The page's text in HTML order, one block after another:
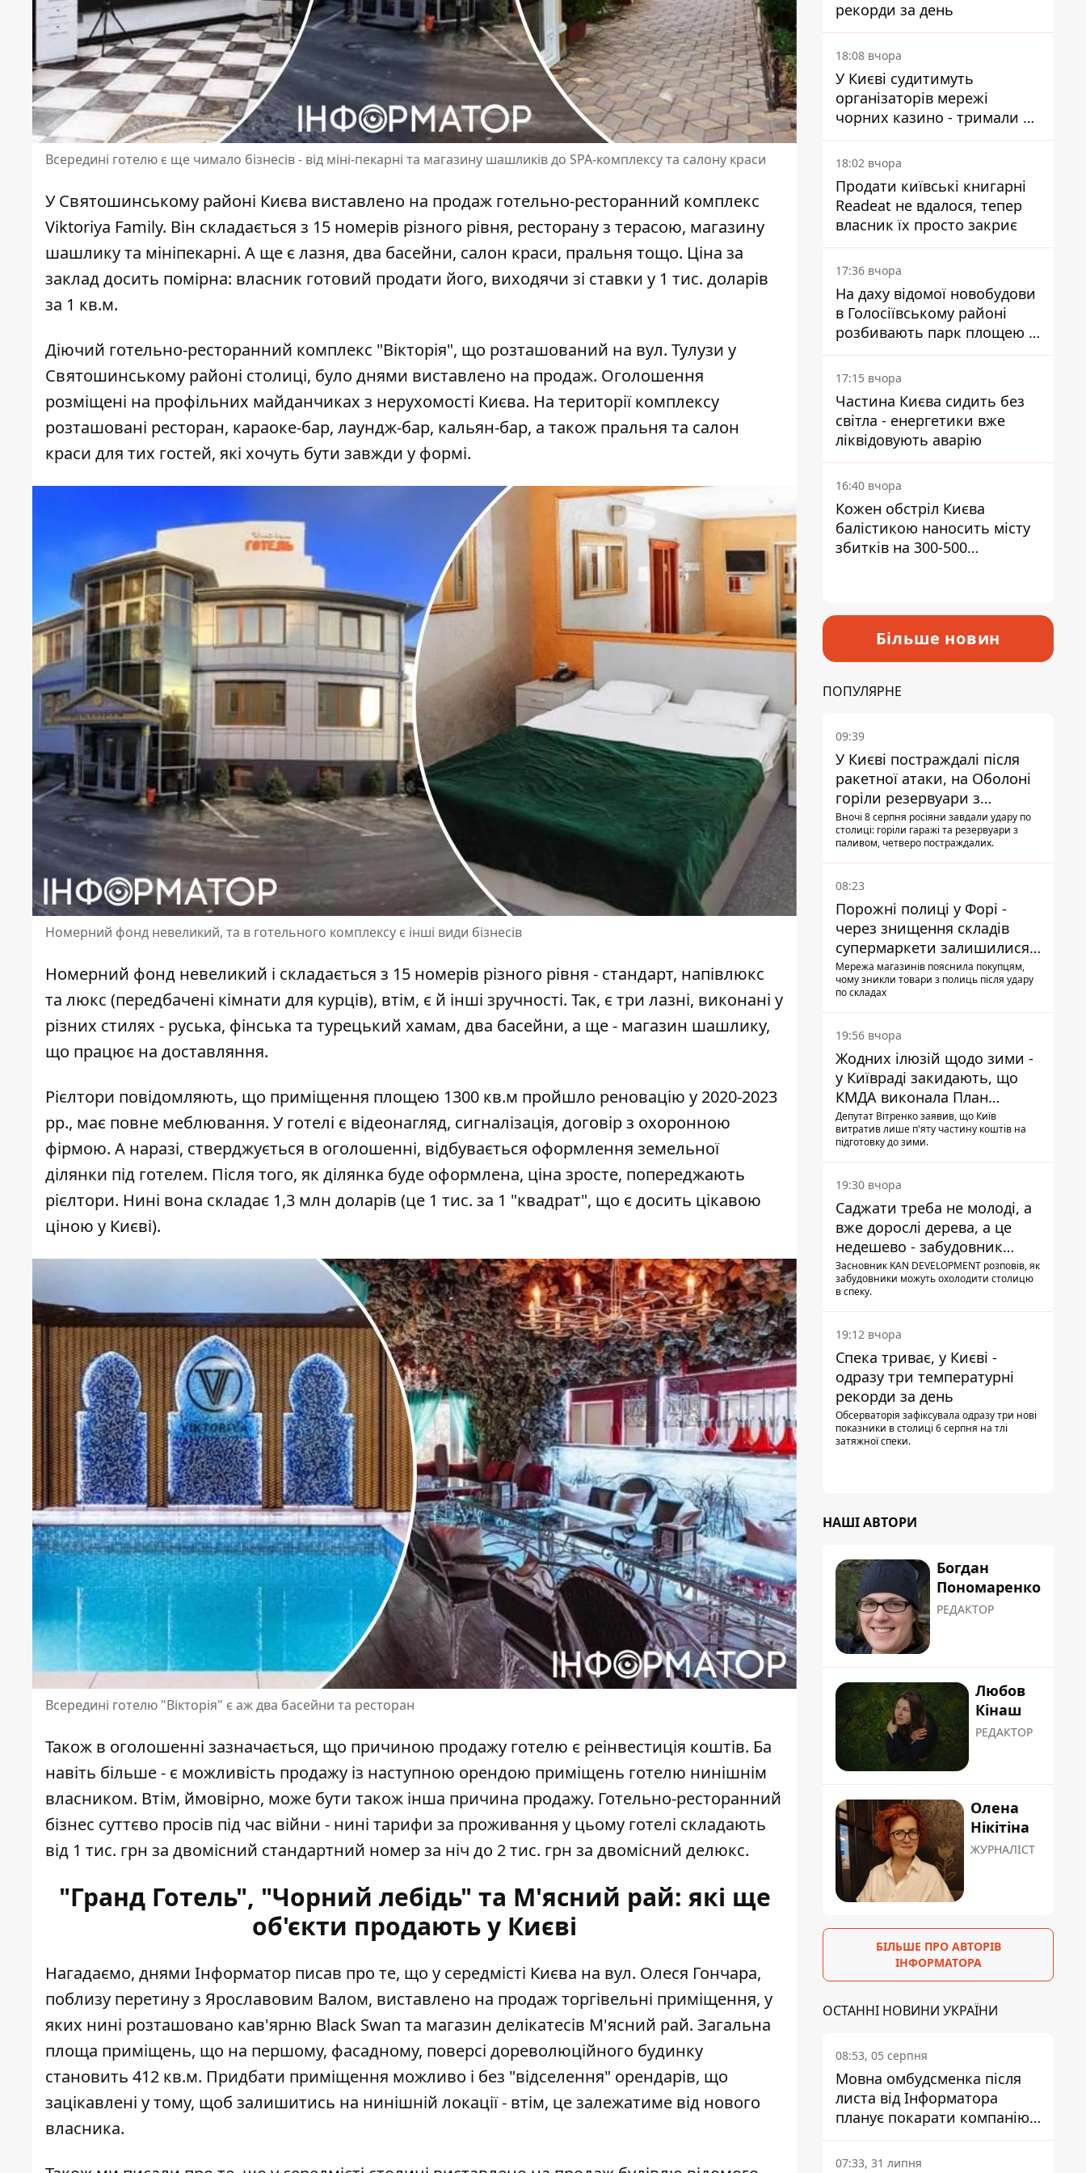
Всередині готелю є ще чимало бізнесів - від міні-пекарні та магазину шашликів до SPA-комплексу та салону краси
У Святошинському районі Києва виставлено на продаж готельно-ресторанний комплекс
Viktoriya Family. Він складається з 15 номерів різного рівня, ресторану з терасою, магазину
шашлику та мініпекарні. А ще є лазня, два басейни, салон краси, пральня тощо. Ціна за
заклад досить помірна: власник готовий продати його, виходячи зі ставки у 1 тис. доларів
за 1 кв.м.
Діючий готельно-ресторанний комплекс "Вікторія", що розташований на вул. Тулузи у
Святошинському районі столиці, було днями виставлено на продаж. Оголошення
розміщені на профільних майданчиках з нерухомості Києва. На території комплексу
розташовані ресторан, караоке-бар, лаундж-бар, кальян-бар, а також пральня та салон
краси для тих гостей, які хочуть бути завжди у формі.
Номерний фонд невеликий, та в готельного комплексу є інші види бізнесів
Номерний фонд невеликий і складається з 15 номерів різного рівня - стандарт, напівлюкс
та люкс (передбачені кімнати для курців), втім, є й інші зручності. Так, є три лазні, виконані у
різних стилях - руська, фінська та турецький хамам, два басейни, а ще - магазин шашлику,
що працює на доставляння.
Рієлтори повідомляють, що приміщення площею 1300 кв.м пройшло реновацію у 2020-2023
рр., має повне меблювання. У готелі є відеонагляд, сигналізація, договір з охоронною
фірмою. А наразі, стверджується в оголошенні, відбувається оформлення земельної
ділянки під готелем. Після того, як ділянка буде оформлена, ціна зросте, попереджають
рієлтори. Нині вона складає 1,3 млн доларів (це 1 тис. за 1 "квадрат", що є досить цікавою
ціною у Києві).
Всередині готелю "Вікторія" є аж два басейни та ресторан
Також в оголошенні зазначається, що причиною продажу готелю є реінвестиція коштів. Ба
навіть більше - є можливість продажу із наступною орендою приміщень готелю нинішнім
власником. Втім, ймовірно, може бути також інша причина продажу. Готельно-ресторанний
бізнес суттєво просів під час війни - нині тарифи за проживання у цьому готелі складають
від 1 тис. грн за двомісний стандартний номер за ніч до 2 тис. грн за двомісний делюкс.
"Гранд Готель", "Чорний лебідь" та М'ясний рай: які ще
об'єкти продають у Києві
Нагадаємо, днями Інформатор писав про те, що у середмісті Києва на вул. Олеся Гончара,
поблизу перетину з Ярославовим Валом, виставлено на продаж торгівельні приміщення, у
яких нині розташовано кав'ярню Black Swan та магазин делікатесів М'ясний рай. Загальна
площа приміщень, що на першому, фасадному, поверсі дореволюційного будинку
становить 412 кв.м. Придбати приміщення можливо і без "відселення" орендарів, що
зацікавлені у тому, щоб залишитись на нинішній локації - втім, це залежатиме від нового
власника.
рекорди за день
18:08 вчора
У Києві судитимуть
організаторів мережі
чорних казино - тримали 39
закладів
18:02 вчора
Продати київські книгарні
Readeat не вдалося, тепер
власник їх просто закриє
17:36 вчора
На даху відомої новобудови
в Голосіївському районі
розбивають парк площею в
гектар
17:15 вчора
Частина Києва сидить без
світла - енергетики вже
ліквідовують аварію
16:40 вчора
Кожен обстріл Києва
балістикою наносить місту
збитків на 300-500
Більше новин
ПОПУЛЯРНЕ
09:39
У Києві постраждалі після
ракетної атаки, на Оболоні
горіли резервуари з
паливом
Вночі 8 серпня росіяни завдали удару по
столиці: горіли гаражі та резервуари з
паливом, четверо постраждалих.
08:23
Порожні полиці у Форі -
через знищення складів
супермаркети залишилися
без асортименту
Мережа магазинів пояснила покупцям,
чому зникли товари з полиць після удару
по складах
19:56 вчора
Жодних ілюзій щодо зими -
у Київраді закидають, що
КМДА виконала План
стійкості на 20%
Депутат Вітренко заявив, що Київ
витратив лише п'яту частину коштів на
підготовку до зими.
19:30 вчора
Саджати треба не молоді, а
вже дорослі дерева, а це
недешево - забудовник
Ніконов
Засновник KAN DEVELOPMENT розповів, як
забудовники можуть охолодити столицю
в спеку.
19:12 вчора
Спека триває, у Києві -
одразу три температурні
рекорди за день
Обсерваторія зафіксувала одразу три нові
показники в столиці 6 серпня на тлі
затяжної спеки.
НАШІ АВТОРИ
Богдан
Пономаренко
РЕДАКТОР
Любов
Кінаш
РЕДАКТОР
Олена
Нікітіна
ЖУРНАЛІСТ
БІЛЬШЕ ПРО АВТОРІВ
ІНФОРМАТОРА
ОСТАННІ НОВИНИ УКРАЇНИ
08:53, 05 серпня
Мовна омбудсменка після
листа від Інформатора
планує покарати компанію-
підрядника ПриватБанку
07:33, 31 липня